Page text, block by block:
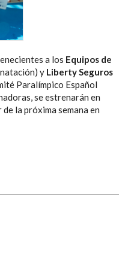
a los Equipos de
y Liberty Seguros
Paralímpico Español
se estrenarán en
la próxima semana en